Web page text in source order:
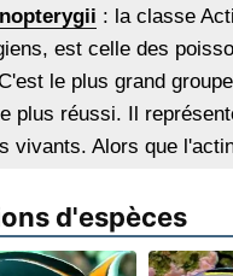
: la classe
est celle des
le plus grand
plus réussi. Il
vivants. Alors que
d'espèces